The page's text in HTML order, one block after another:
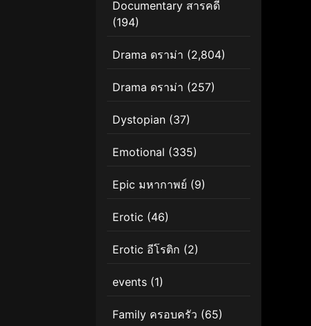
Documentary สารคดี
(194)
Drama ดราม่า (2,804)
Drama ดราม่า (257)
Dystopian (37)
Emotional (335)
Epic มหากาพย์ (9)
Erotic (46)
Erotic อีโรติก (2)
events (1)
Family ครอบครัว (65)